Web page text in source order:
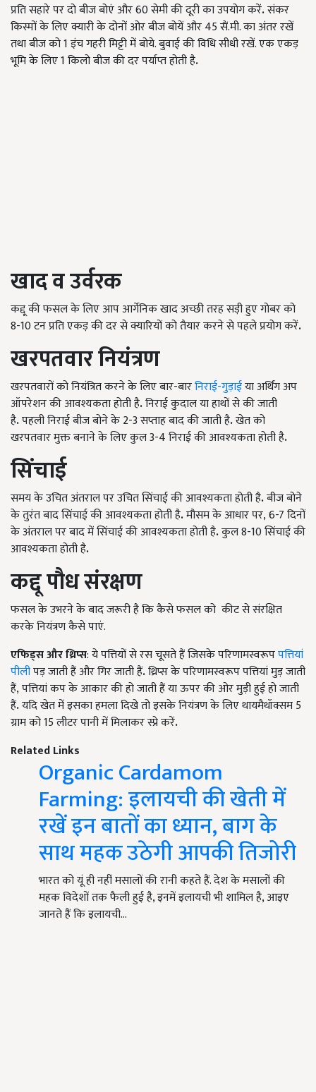
प्रति सहारे पर दो बीज बोएं और 60 सेमी की दूरी का उपयोग करें.संकर
किस्मों के लिए क्यारी के दोनों ओर बीज बोयें और 45 सैं.मी. का अंतर रखें
तथा बीज को 1 इंच गहरी मिट्टी में बोये. बुवाई की विधि सीधी रखें. एक एकड़
भूमि के लिए 1 किलो बीज की दर पर्याप्त होती है.
खाद व उर्वरक
कद्दू की फसल के लिए आप आर्गेनिक खाद अच्छी तरह सड़ी हुए गोबर को
8-10 टन प्रति एकड़ की दर से क्यारियों को तैयार करने से पहले प्रयोग करें.
खरपतवार नियंत्रण
खरपतवारों को नियंत्रित करने के लिए बार-बारनिराई-गुड़ाईया अर्थिंग अप
ऑपरेशन की आवश्यकता होती है.निराई कुदाल या हाथों से की जाती
है.पहली निराई बीज बोने के 2-3 सप्ताह बाद की जाती है.खेत को
खरपतवार मुक्त बनाने के लिए कुल 3-4 निराई की आवश्यकता होती है.
सिंचाई
समय के उचित अंतराल पर उचित सिंचाई की आवश्यकता होती है.बीज बोने
के तुरंत बाद सिंचाई की आवश्यकता होती है.मौसम के आधार पर,6-7 दिनों
के अंतराल पर बाद में सिंचाई की आवश्यकता होती है.कुल 8-10 सिंचाई की
आवश्यकता होती है.
कद्दू पौध संरक्षण
फसल के उभरने के बाद जरूरी है कि कैसे फसल को कीट से संरक्षित
करके नियंत्रण कैसे पाएं.
एफिड्स और थ्रिप्स: ये पत्तियों से रस चूसते हैं जिसके परिणामस्वरूपपत्तियां
पीलीपड़ जाती हैं और गिर जाती हैं.थ्रिप्स के परिणामस्वरूप पत्तियां मुड़ जाती
हैं,पत्तियां कप के आकार की हो जाती हैं या ऊपर की ओर मुड़ी हुई हो जाती
हैं.यदि खेत में इसका हमला दिखे तो इसके नियंत्रण के लिए थायमैथॉक्सम 5
ग्राम को 15 लीटर पानी में मिलाकर स्प्रे करें.
Related Links
Organic Cardamom
Farming: इलायची की खेती में
रखें इन बातों का ध्यान, बाग के
साथ महक उठेगी आपकी तिजोरी
भारत को यूं ही नहीं मसालों की रानी कहते हैं. देश के मसालों की
महक विदेशों तक फैली हुई है, इनमें इलायची भी शामिल है, आइए
जानते हैं कि इलायची…